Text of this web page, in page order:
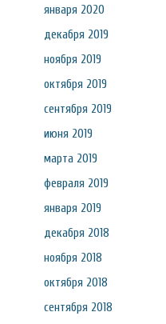
января 2020
декабря 2019
ноября 2019
октября 2019
сентября 2019
июня 2019
марта 2019
февраля 2019
января 2019
декабря 2018
ноября 2018
октября 2018
сентября 2018